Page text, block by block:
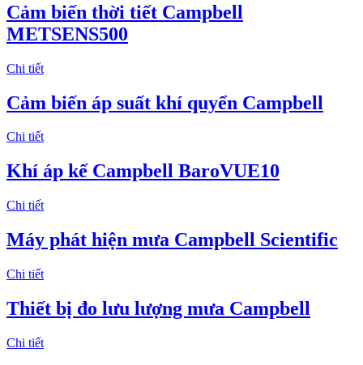
Cảm biến thời tiết Campbell
METSENS500
Chi tiết
Cảm biến áp suất khí quyển Campbell
Chi tiết
Khí áp kế Campbell BaroVUE10
Chi tiết
Máy phát hiện mưa Campbell Scientific
Chi tiết
Thiết bị đo lưu lượng mưa Campbell
Chi tiết